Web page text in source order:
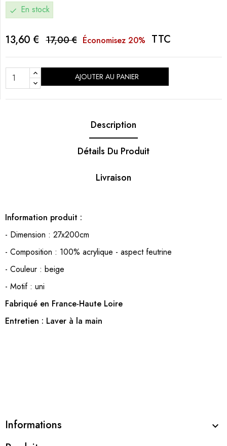
check En stock
13,60 € 17,00 € Économisez 20% TTC
AJOUTER AU PANIER
Description
Détails Du Produit
Livraison
Information produit :
- Dimension : 27x200cm
- Composition : 100% acrylique - aspect feutrine
- Couleur : beige
- Motif : uni
Fabriqué en France-Haute Loire
Entretien : Laver à la main
Informations 